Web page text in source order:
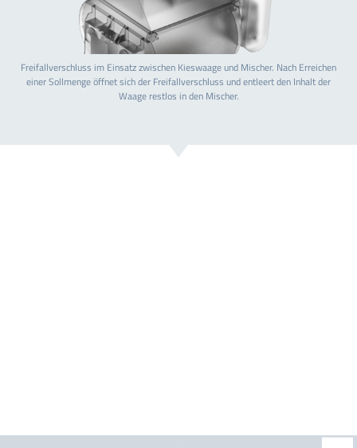
Freifallverschluss im Einsatz zwischen Kieswaage und Mischer. Nach Erreichen
einer Sollmenge öffnet sich der Freifallverschluss und entleert den Inhalt der
Waage restlos in den Mischer.